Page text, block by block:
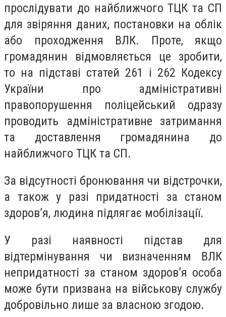
прослідувати до найближчого ТЦК та СП
для звіряння даних, постановки на облік
або проходження ВЛК. Проте, якщо
громадянин відмовляється це зробити,
то на підставі статей 261 і 262 Кодексу
України про адміністративні
правопорушення поліцейський одразу
проводить адміністративне затримання
та доставлення громадянина до
найближчого ТЦК та СП.
За відсутності бронювання чи відстрочки,
а також у разі придатності за станом
здоров’я, людина підлягає мобілізації.
У разі наявності підстав для
відтермінування чи визначенням ВЛК
непридатності за станом здоров’я особа
може бути призвана на військову службу
добровільно лише за власною згодою.